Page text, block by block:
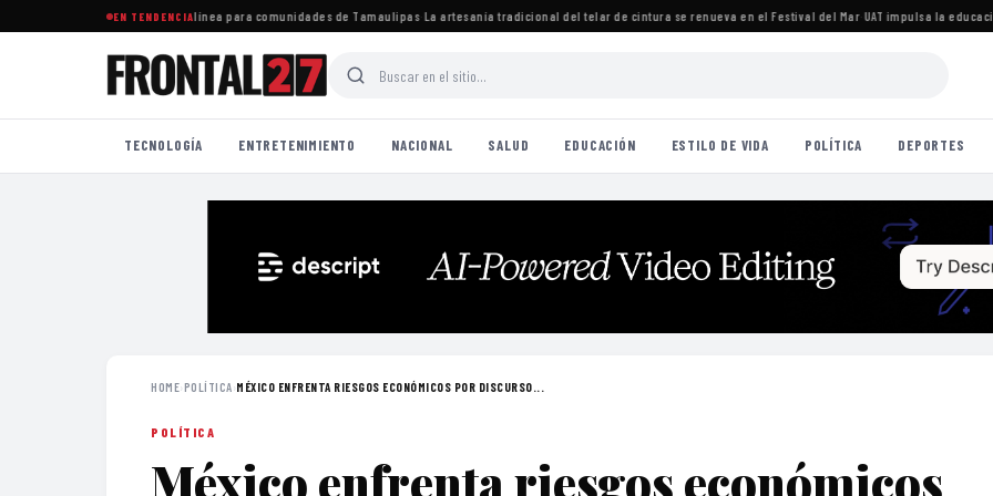
EN TENDENCIA
a educación superior en línea para comunidades de Tamaulipas·La artesanía tradicional del telar de cintura se renueva en el Festival del Mar ·UAT impulsa la
TECNOLOGÍA ENTRETENIMIENTO NACIONAL SALUD EDUCACIÓN ESTILO DE VIDA POLÍTICA DEPORTES
HOME›POLÍTICA›MÉXICO ENFRENTA RIESGOS ECONÓMICOS POR DISCURSO...
POLÍTICA
México enfrenta riesgos económicos